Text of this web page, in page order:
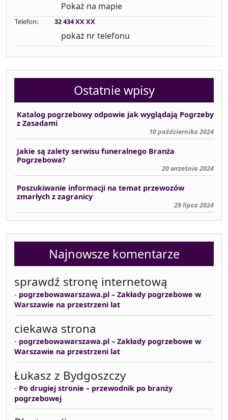
Pokaż na mapie
Telefon: 32 434 XX XX
pokaż nr telefonu
Ostatnie wpisy
Katalog pogrzebowy odpowie jak wyglądają Pogrzeby
z Zasadami
10 października 2024
Jakie są zalety serwisu funeralnego Branża
Pogrzebowa?
20 września 2024
Poszukiwanie informacji na temat przewozów
zmarłych z zagranicy
29 lipca 2024
Najnowsze komentarze
sprawdź stronę internetową
- pogrzebowawarszawa.pl – Zakłady pogrzebowe w
Warszawie na przestrzeni lat
ciekawa strona
- pogrzebowawarszawa.pl – Zakłady pogrzebowe w
Warszawie na przestrzeni lat
Łukasz z Bydgoszczy
- Po drugiej stronie – przewodnik po branży
pogrzebowej